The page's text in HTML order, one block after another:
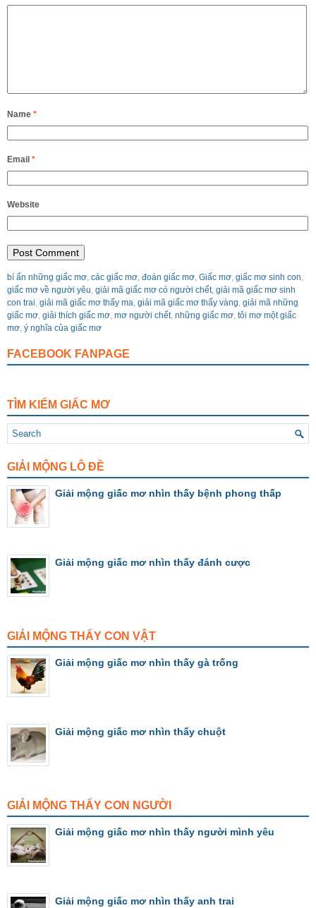
Name *
Email *
Website
bí ẩn những giấc mơ, các giấc mơ, đoán giấc mơ, Giấc mơ, giấc mơ sinh con,
giấc mơ về người yêu, giải mã giấc mơ có người chết, giải mã giấc mơ sinh
con trai, giải mã giấc mơ thấy ma, giải mã giấc mơ thấy vàng, giải mã những
giấc mơ, giải thích giấc mơ, mơ người chết, những giấc mơ, tôi mơ một giấc
mơ, ý nghĩa của giấc mơ
FACEBOOK FANPAGE
TÌM KIẾM GIẤC MƠ
GIẢI MỘNG LÔ ĐỀ
Giải mộng giấc mơ nhìn thấy bệnh phong thấp
Giải mộng giấc mơ nhìn thấy đánh cược
GIẢI MỘNG THẤY CON VẬT
Giải mộng giấc mơ nhìn thấy gà trống
Giải mộng giấc mơ nhìn thấy chuột
GIẢI MỘNG THẤY CON NGƯỜI
Giải mộng giấc mơ nhìn thấy người mình yêu
Giải mộng giấc mơ nhìn thấy anh trai